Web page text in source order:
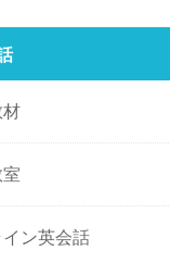
材
ン英会話